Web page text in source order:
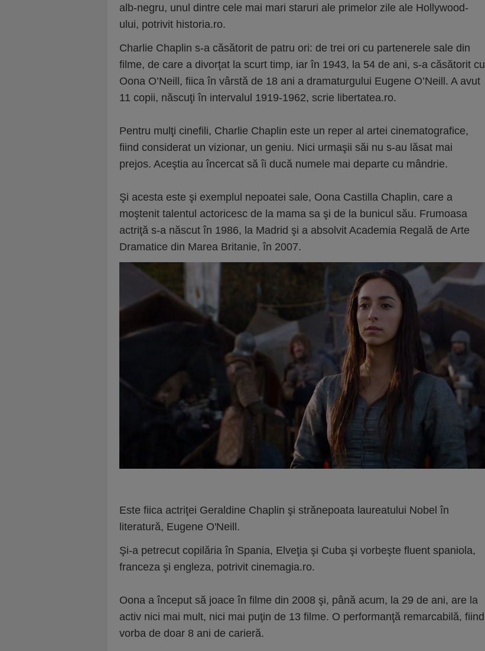
alb-negru, unul dintre cele mai mari staruri ale primelor zile ale Hollywood-
ului, potrivit historia.ro.
Charlie Chaplin s-a căsătorit de patru ori: de trei ori cu partenerele sale din
filme, de care a divorţat la scurt timp, iar în 1943, la 54 de ani, s-a căsătorit cu
Oona O’Neill, fiica în vârstă de 18 ani a dramaturgului Eugene O’Neill. A avut
11 copii, născuţi în intervalul 1919-1962, scrie libertatea.ro.
Pentru mulţi cinefili, Charlie Chaplin este un reper al artei cinematografice,
fiind considerat un vizionar, un geniu. Nici urmaşii săi nu s-au lăsat mai
prejos. Aceştia au încercat să îi ducă numele mai departe cu mândrie.
Şi acesta este şi exemplul nepoatei sale, Oona Castilla Chaplin, care a
moştenit talentul actoricesc de la mama sa şi de la bunicul său. Frumoasa
actriţă s-a născut în 1986, la Madrid şi a absolvit Academia Regală de Arte
Dramatice din Marea Britanie, în 2007.
Este fiica actriţei Geraldine Chaplin şi strănepoata laureatului Nobel în
literatură, Eugene O'Neill.
Şi-a petrecut copilăria în Spania, Elveţia şi Cuba şi vorbeşte fluent spaniola,
franceza şi engleza, potrivit cinemagia.ro.
Oona a început să joace în filme din 2008 şi, până acum, la 29 de ani, are la
activ nici mai mult, nici mai puţin de 13 filme. O performanţă remarcabilă, fiind
vorba de doar 8 ani de carieră.